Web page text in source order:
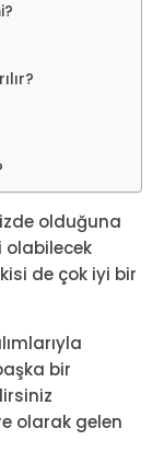
olduğuna
olabilecek
de çok iyi bir
bir
olarak gelen